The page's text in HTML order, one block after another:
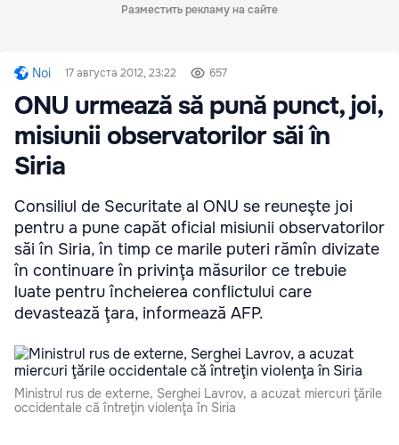
Разместить рекламу на сайте
Noi 17 августа 2012, 23:22 657
ONU urmează să pună punct, joi,
misiunii observatorilor săi în
Siria
Consiliul de Securitate al ONU se reuneşte joi
pentru a pune capăt oficial misiunii observatorilor
săi în Siria, în timp ce marile puteri rămîn divizate
în continuare în privinţa măsurilor ce trebuie
luate pentru încheierea conflictului care
devastează ţara, informează AFP.
Ministrul rus de externe, Serghei Lavrov, a acuzat miercuri ţările
occidentale că întreţin violenţa în Siria